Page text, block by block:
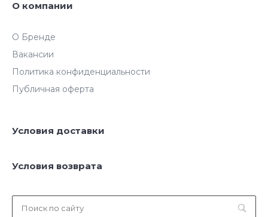
О компании
О Бренде
Вакансии
Политика конфиденциальности
Публичная оферта
Условия доставки
Условия возврата